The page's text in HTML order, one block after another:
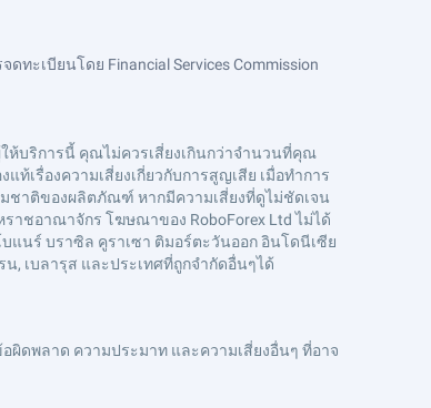
ทะเบียนโดย Financial Services Commission
ให้บริการนี้ คุณไม่ควรเสี่ยงเกินกว่าจำนวนที่คุณ
เรื่องความเสี่ยงเกี่ยวกับการสูญเสีย เมื่อทำการ
ชาติของผลิตภัณฑ์ หากมีความเสี่ยงที่ดูไม่ชัดเจน
าชอาณาจักร โฆษณาของ RoboForex Ltd ไม่ได้
แนร์ บราซิล คูราเซา ติมอร์ตะวันออก อินโดนีเซีย
, เบลารุส และประเทศที่ถูกจำกัดอื่นๆได้
ผิดพลาด ความประมาท และความเสี่ยงอื่นๆ ที่อาจ